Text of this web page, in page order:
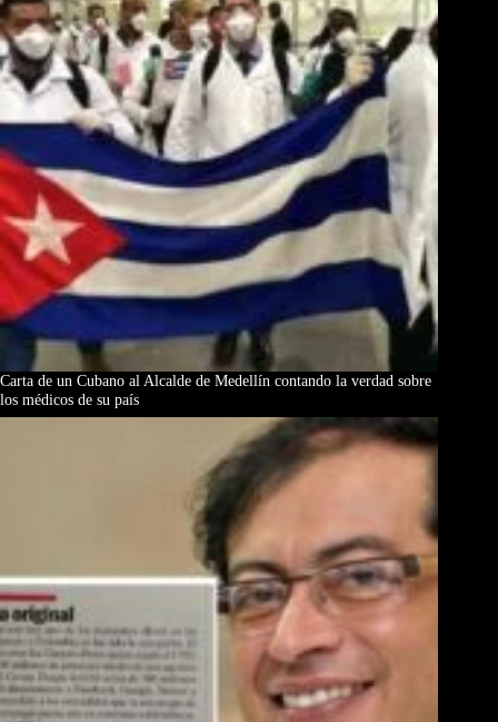
Carta de un Cubano al Alcalde de Medellín contando la verdad sobre
los médicos de su país